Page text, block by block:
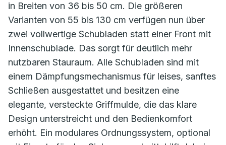
in Breiten von 36 bis 50 cm. Die größeren
Varianten von 55 bis 130 cm verfügen nun über
zwei vollwertige Schubladen statt einer Front mit
Innenschublade. Das sorgt für deutlich mehr
nutzbaren Stauraum. Alle Schubladen sind mit
einem Dämpfungsmechanismus für leises, sanftes
Schließen ausgestattet und besitzen eine
elegante, versteckte Griffmulde, die das klare
Design unterstreicht und den Bedienkomfort
erhöht. Ein modulares Ordnungssystem, optional